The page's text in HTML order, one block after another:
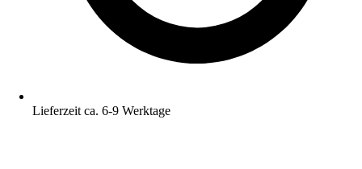
Lieferzeit ca. 6-9 Werktage